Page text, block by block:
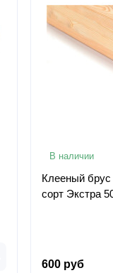
В наличии
Клееный брус
сорт Экстра
600 руб